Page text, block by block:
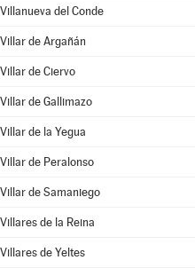
Villanueva del Conde
Villar de Argañán
Villar de Ciervo
Villar de Gallimazo
Villar de la Yegua
Villar de Peralonso
Villar de Samaniego
Villares de la Reina
Villares de Yeltes